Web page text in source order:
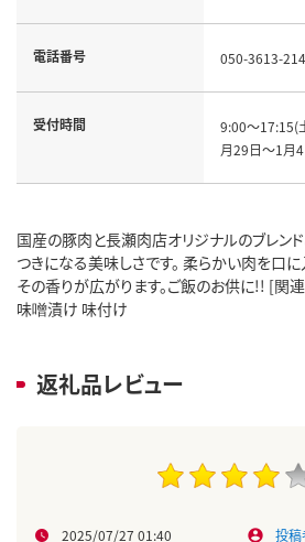
電話番号 050-3613-
受付時間
9:00～17:15(
月29日～1月4
国産の豚肉と長瀬肉店オリジナルのブレン
つきになる美味しさです。 柔らかい肉を口
その香りが広がります。ご飯のお供に!! [関
味噌漬け 味付け
返礼品レビュー
2025/07/27 01:40 投稿